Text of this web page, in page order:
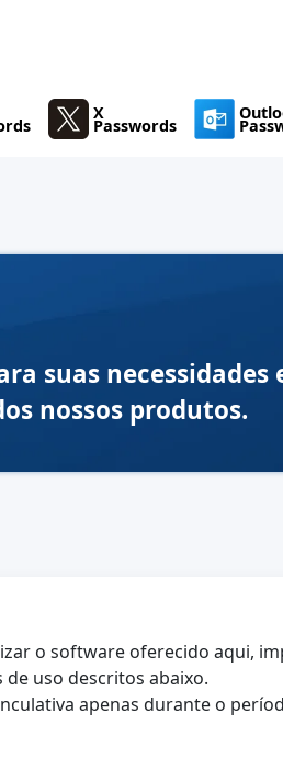
X
Passwords
suas
nossos produtos.
o software oferecido aqui,
uso descritos abaixo.
apenas durante o